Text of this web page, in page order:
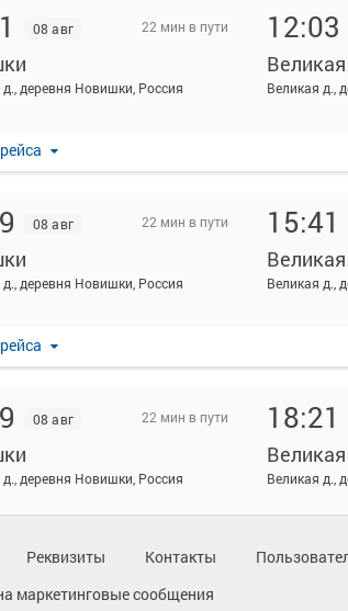
08 авг 22 мин в пути
деревня Новишки, Россия
12:03
Великая
Великая д.,
08 авг 22 мин в пути
деревня Новишки, Россия
15:41
Великая
Великая д.,
08 авг 22 мин в пути
деревня Новишки, Россия
18:21
Великая
Великая д.,
Реквизиты Контакты
маркетинговые сообщения